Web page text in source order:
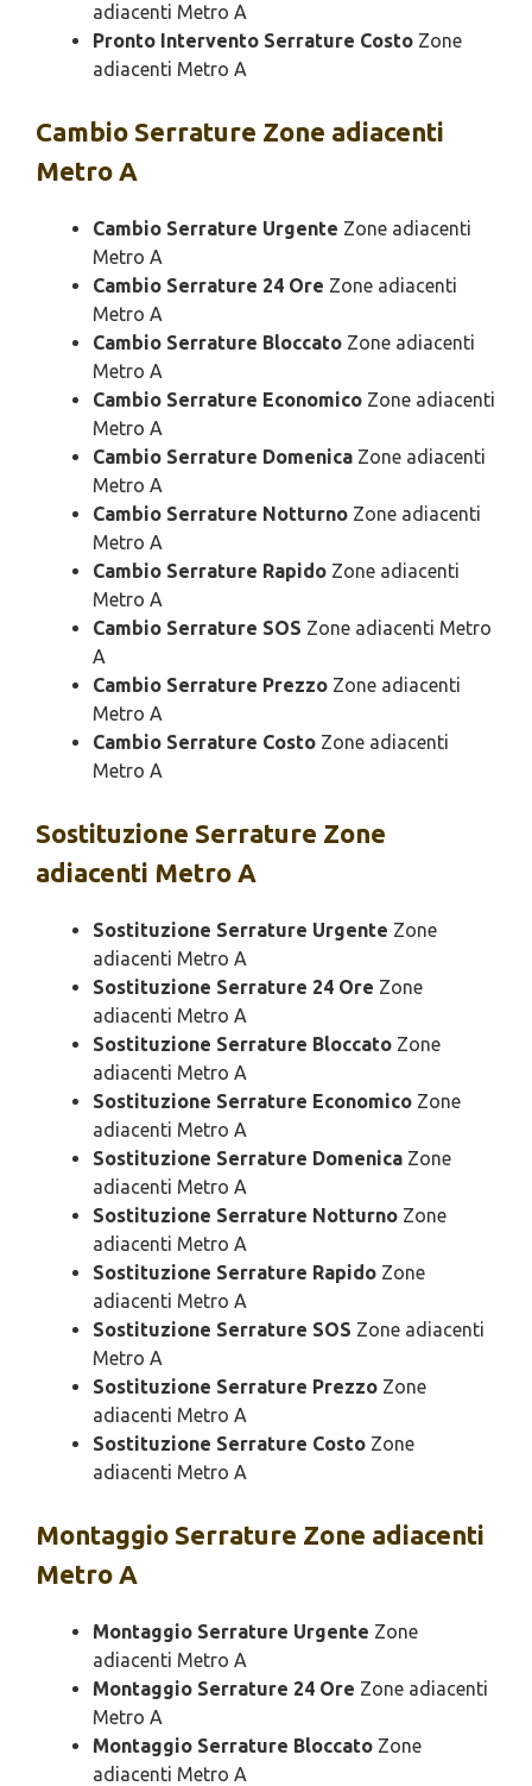
adiacenti Metro A
Pronto Intervento Serrature Costo Zone
adiacenti Metro A
Cambio Serrature Zone adiacenti
Metro A
Cambio Serrature Urgente Zone adiacenti
Metro A
Cambio Serrature 24 Ore Zone adiacenti
Metro A
Cambio Serrature Bloccato Zone adiacenti
Metro A
Cambio Serrature Economico Zone adiacenti
Metro A
Cambio Serrature Domenica Zone adiacenti
Metro A
Cambio Serrature Notturno Zone adiacenti
Metro A
Cambio Serrature Rapido Zone adiacenti
Metro A
Cambio Serrature SOS Zone adiacenti Metro
A
Cambio Serrature Prezzo Zone adiacenti
Metro A
Cambio Serrature Costo Zone adiacenti
Metro A
Sostituzione Serrature Zone
adiacenti Metro A
Sostituzione Serrature Urgente Zone
adiacenti Metro A
Sostituzione Serrature 24 Ore Zone
adiacenti Metro A
Sostituzione Serrature Bloccato Zone
adiacenti Metro A
Sostituzione Serrature Economico Zone
adiacenti Metro A
Sostituzione Serrature Domenica Zone
adiacenti Metro A
Sostituzione Serrature Notturno Zone
adiacenti Metro A
Sostituzione Serrature Rapido Zone
adiacenti Metro A
Sostituzione Serrature SOS Zone adiacenti
Metro A
Sostituzione Serrature Prezzo Zone
adiacenti Metro A
Sostituzione Serrature Costo Zone
adiacenti Metro A
Montaggio Serrature Zone adiacenti
Metro A
Montaggio Serrature Urgente Zone
adiacenti Metro A
Montaggio Serrature 24 Ore Zone adiacenti
Metro A
Montaggio Serrature Bloccato Zone
adiacenti Metro A